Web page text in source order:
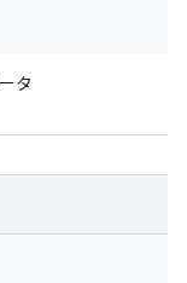
タ